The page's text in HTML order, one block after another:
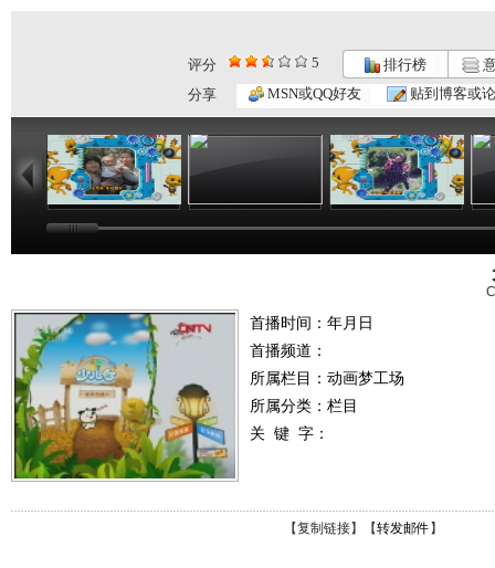
评分 5 排行榜
分享
MSN或QQ好友 贴到博客或
02:44
动画梦工场...
02:50
动画梦工场...
02:48
首播时间：年月日
首播频道：
所属栏目： 动画梦工场
所属分类：栏目
关 键 字：
【复制链接】【转发邮件 】